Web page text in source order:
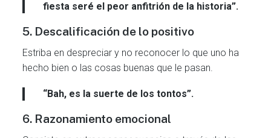
fiesta seré el peor anfitrión de la historia”.
5. Descalificación de lo positivo
Estriba en despreciar y no reconocer lo que uno ha
hecho bien o las cosas buenas que le pasan.
“Bah, es la suerte de los tontos”.
6. Razonamiento emocional